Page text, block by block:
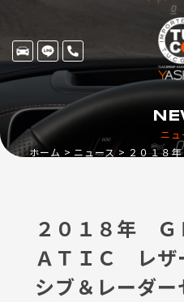
ニュ
ホーム ニュース
２０１８年 Ｇ
ＡＴＩＣ レザ
シブ＆レーダー